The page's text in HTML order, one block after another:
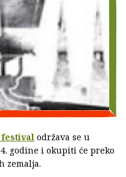
održava se u
godine i okupiti će preko
zemalja.